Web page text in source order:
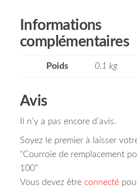
Informations
complémentaires
Poids 0.1 kg
Avis
Il n’y a pas encore d’avis.
Soyez le premier à laisser
“Courroie de remplacement
100”
Vous devez être connecté